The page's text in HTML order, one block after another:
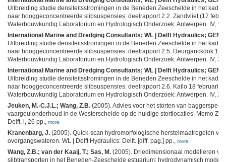
Uitbreiding studie densiteitsstromingen in de Beneden Zeeschelde in het kader
naar hooggeconcentreerde slibsuspensies: deelrapport 2.2. Zandvliet (17
Waterbouwkundig Laboratorium en Hydrologisch Onderzoek: Antwerpen. IV,
International Marine and Dredging Consultants; WL | Delft Hydraulics;
Uitbreiding studie densiteitsstromingen in de Beneden Zeeschelde in het kader
naar hooggeconcentreerde slibsuspensies: deelrapport 2.5. Deurganckdok 16
Waterbouwkundig Laboratorium en Hydrologisch Onderzoek: Antwerpen. IV,
International Marine and Dredging Consultants; WL | Delft Hydraulics;
Uitbreiding studie densiteitsstromingen in de Beneden Zeeschelde in het kader
naar hooggeconcentreerde slibsuspensies: deelrapport 2.6. Kallo 18 februari
Waterbouwkundig Laboratorium en Hydrologisch Onderzoek: Antwerpen. IV,
Jeuken, M.-C.J.L.; Wang, Z.B. (2005). Advies voor het storten van
vaargeulonderhoud in de Westerschelde op de huidige stortlocaties. Memo
Delft. i, 26 pp., more
Kranenbarg, J. (2005). Quick-scan hydromorfologische herstelmaatregelen
overgangswateren. WL | Delft Hydraulics: Delft. [diff. pag.] pp., more
Wang, Z.B.; van der Kaaij, T.; Sas, M. (2005). Driedimensionaal modelleren
slibtransporten in het Beneden-Zeeschelde estuarium: hydrodynamisch